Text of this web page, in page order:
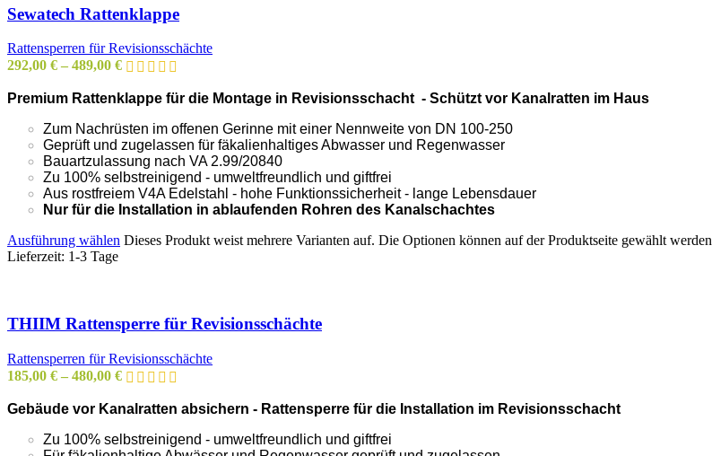
Sewatech Rattenklappe
Rattensperren für Revisionsschächte
292,00 € – 489,00 €
Premium Rattenklappe für die Montage in Revisionsschacht - Schützt vor Kanalratten im Haus
Zum Nachrüsten im offenen Gerinne mit einer Nennweite von DN 100-250
Geprüft und zugelassen für fäkalienhaltiges Abwasser und Regenwasser
Bauartzulassung nach VA 2.99/20840
Zu 100% selbstreinigend - umweltfreundlich und giftfrei
Aus rostfreiem V4A Edelstahl - hohe Funktionssicherheit - lange Lebensdauer
Nur für die Installation in ablaufenden Rohren des Kanalschachtes
Ausführung wählen Dieses Produkt weist mehrere Varianten auf. Die Optionen können auf der Produktseite gewählt werden
Lieferzeit: 1-3 Tage
THIIM Rattensperre für Revisionsschächte
Rattensperren für Revisionsschächte
185,00 € – 480,00 €
Gebäude vor Kanalratten absichern - Rattensperre für die Installation im Revisionsschacht
Zu 100% selbstreinigend - umweltfreundlich und giftfrei